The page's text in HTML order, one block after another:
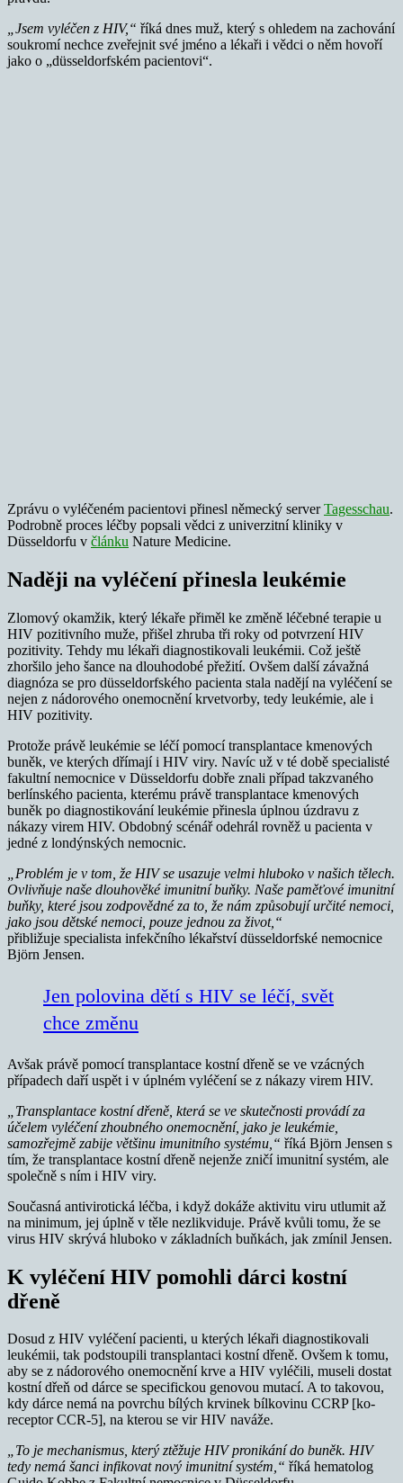
„Jsem vyléčen z HIV,“ říká dnes muž, který s ohledem na zachování
soukromí nechce zveřejnit své jméno a lékaři i vědci o něm hovoří
jako o „düsseldorfském pacientovi“.
Zprávu o vyléčeném pacientovi přinesl německý serverTagesschau.
Podrobně proces léčby popsali vědci z univerzitní kliniky v
Düsseldorfu v článku Nature Medicine.
Naději na vyléčení přinesla leukémie
Zlomový okamžik, který lékaře přiměl ke změně léčebné terapie u
HIV pozitivního muže, přišel zhruba tři roky od potvrzení HIV
pozitivity. Tehdy mu lékaři diagnostikovali leukémii. Což ještě
zhoršilo jeho šance na dlouhodobé přežití. Ovšem další závažná
diagnóza se pro düsseldorfského pacienta stala nadějí na vyléčení se
nejen z nádorového onemocnění krvetvorby, tedy leukémie, ale i
HIV pozitivity.
Protože právě leukémie se léčí pomocí transplantace kmenových
buněk, ve kterých dřímají i HIV viry. Navíc už v té době specialisté
fakultní nemocnice v Düsseldorfu dobře znali případ takzvaného
berlínského pacienta, kterému právě transplantace kmenových
buněk po diagnostikování leukémie přinesla úplnou úzdravu z
nákazy virem HIV. Obdobný scénář odehrál rovněž u pacienta v
jedné z londýnských nemocnic.
„Problém je v tom, že HIV se usazuje velmi hluboko v našich tělech.
Ovlivňuje naše dlouhověké imunitní buňky. Naše paměťové imunitní
buňky, které jsou zodpovědné za to, že nám způsobují určité nemoci,
jako jsou dětské nemoci, pouze jednou za život,“
přibližuje specialista infekčního lékařství düsseldorfské nemocnice
Björn Jensen.
Jen polovina dětí s HIV se léčí, svět
chce změnu
Avšak právě pomocí transplantace kostní dřeně se ve vzácných
případech daří uspět i v úplném vyléčení se z nákazy virem HIV.
„Transplantace kostní dřeně, která se ve skutečnosti provádí za
účelem vyléčení zhoubného onemocnění, jako je leukémie,
samozřejmě zabije většinu imunitního systému,“ říká Björn Jensen s
tím, že transplantace kostní dřeně nejenže zničí imunitní systém, ale
společně s ním i HIV viry.
Současná antivirotická léčba, i když dokáže aktivitu viru utlumit až
na minimum, jej úplně v těle nezlikviduje. Právě kvůli tomu, že se
virus HIV skrývá hluboko v základních buňkách, jak zmínil Jensen.
K vyléčení HIV pomohli dárci kostní
dřeně
Dosud z HIV vyléčení pacienti, u kterých lékaři diagnostikovali
leukémii, tak podstoupili transplantaci kostní dřeně. Ovšem k tomu,
aby se z nádorového onemocnění krve a HIV vyléčili, museli dostat
kostní dřeň od dárce se specifickou genovou mutací. A to takovou,
kdy dárce nemá na povrchu bílých krvinek bílkovinu CCRP [ko-
receptor CCR-5], na kterou se vir HIV naváže.
„To je mechanismus, který ztěžuje HIV pronikání do buněk. HIV
tedy nemá šanci infikovat nový imunitní systém,“ říká hematolog